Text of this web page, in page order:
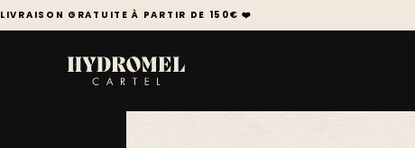
LIVRAISON GRATUITE À PARTIR DE 150€ ❤️